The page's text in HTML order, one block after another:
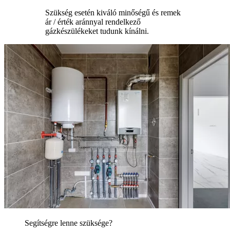
Szükség esetén kiváló minőségű és remek
ár / érték aránnyal rendelkező
gázkészülékeket tudunk kínálni.
Segítségre lenne szüksége?